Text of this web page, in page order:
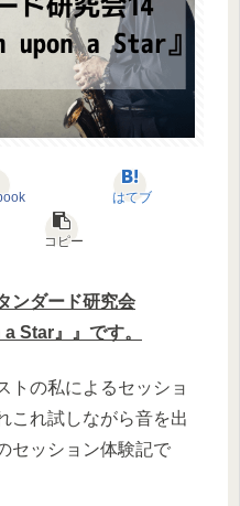
はてブ
コピー
ンダード研究会
Star』』です。
トの私によるセッショ
これ試しながら音を出
セッション体験記で